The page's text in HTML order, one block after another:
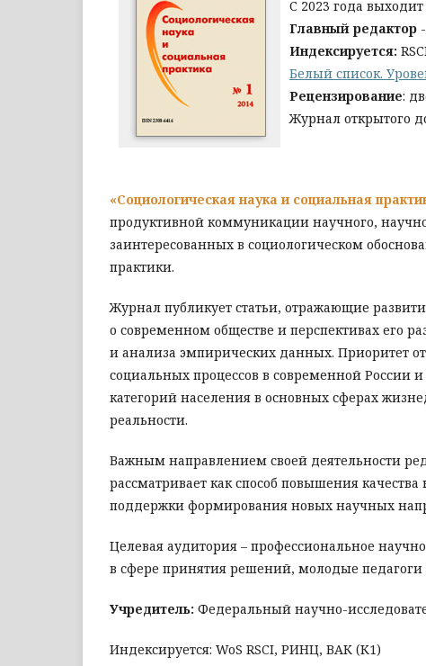
С 2023 года
Главный редактор -
Индексируется:
Белый список.
Рецензирование:
Журнал открытого
«Социологическая наука и социальная
продуктивной коммуникации научного,
заинтересованных в социологическом
практики.
Журнал публикует статьи, отражающие
о современном обществе и перспективах его
и анализа эмпирических данных. Приоритет
социальных процессов в современной России
категорий населения в основных сферах
реальности.
Важным направлением своей деятельности
рассматривает как способ повышения
поддержки формирования новых научных
Целевая аудитория – профессиональное
в сфере принятия решений, молодые педагоги
Учредитель: Федеральный научно-
Индексируется: WoS RSCI, РИНЦ, ВАК (К1)